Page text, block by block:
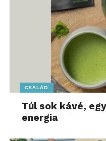
CSALÁD
Túl sok kávé,
energia